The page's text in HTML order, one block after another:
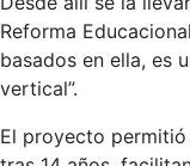
Reforma
basados en ella, es
vertical”.
El proyecto